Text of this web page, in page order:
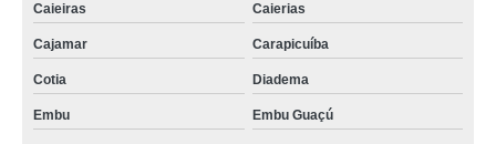
Caieiras Caierias
Cajamar Carapicuíba
Cotia Diadema
Embu Embu Guaçú